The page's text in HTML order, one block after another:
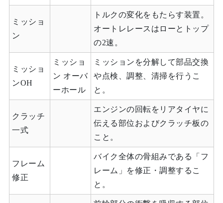
ミッショ
ン
トルクの変化をもたらす装置。
オートレレースはローとトップ
の2速。
ミッショ
ンOH
ミッショ
ン オーバ
ーホール
ミッションを分解して部品交換
や点検、調整、清掃を行うこ
と。
クラッチ
一式
エンジンの回転をリアタイヤに
伝える部位およびクラッチ板の
こと。
フレーム
修正
バイク全体の骨組みである「フ
レーム」を修正・調整するこ
と。